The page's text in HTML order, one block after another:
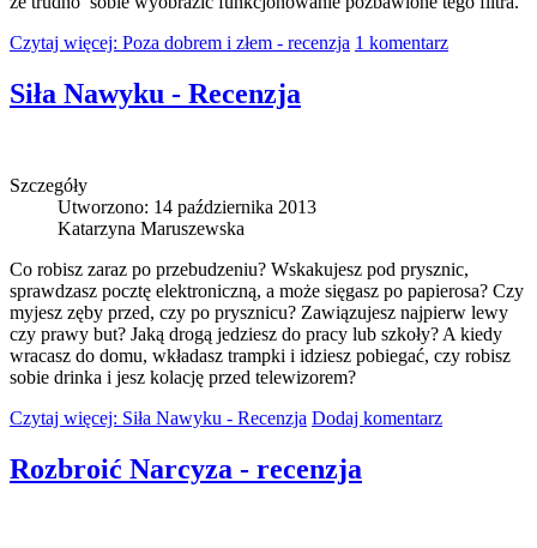
Czytaj więcej: Poza dobrem i złem - recenzja 1 komentarz
Siła Nawyku - Recenzja
Szczegóły
Utworzono: 14 października 2013
Katarzyna Maruszewska
Co robisz zaraz po przebudzeniu? Wskakujesz pod prysznic,
sprawdzasz pocztę elektroniczną, a może sięgasz po papierosa? Czy
myjesz zęby przed, czy po prysznicu? Zawiązujesz najpierw lewy
czy prawy but? Jaką drogą jedziesz do pracy lub szkoły? A kiedy
wracasz do domu, wkładasz trampki i idziesz pobiegać, czy robisz
sobie drinka i jesz kolację przed telewizorem?
Czytaj więcej: Siła Nawyku - Recenzja Dodaj komentarz
Rozbroić Narcyza - recenzja